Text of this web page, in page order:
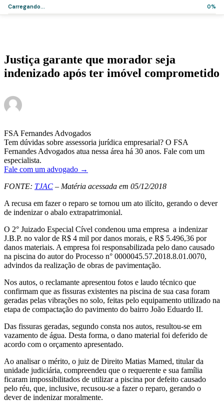
Home>Artigos
imóvel comprometido
Justiça garante que morador seja
indenizado após ter imóvel comprometido
Carregando... 0%
FSA Fernandes Advogados
Tem dúvidas sobre assessoria jurídica empresarial? O FSA
Fernandes Advogados atua nessa área há 30 anos. Fale com um
especialista.
Fale com um advogado →
FONTE: TJAC – Matéria acessada em 05/12/2018
A recusa em fazer o reparo se tornou um ato ilícito, gerando o dever
de indenizar o abalo extrapatrimonial.
O 2° Juizado Especial Cível condenou uma empresa a indenizar
J.B.P. no valor de R$ 4 mil por danos morais, e R$ 5.496,36 por
danos materiais. A empresa foi responsabilizada pelo dano causado
na piscina do autor do Processo n° 0000045.57.2018.8.01.0070,
advindos da realização de obras de pavimentação.
Nos autos, o reclamante apresentou fotos e laudo técnico que
confirmam que as fissuras existentes na piscina de sua casa foram
geradas pelas vibrações no solo, feitas pelo equipamento utilizado na
etapa de compactação do pavimento do bairro João Eduardo II.
Das fissuras geradas, segundo consta nos autos, resultou-se em
vazamento de água. Desta forma, o dano material foi deferido de
acordo com o orçamento apresentado.
Ao analisar o mérito, o juiz de Direito Matias Mamed, titular da
unidade judiciária, compreendeu que o requerente e sua família
ficaram impossibilitados de utilizar a piscina por defeito causado
pelo réu, que, inclusive, recusou-se a fazer o reparo, gerando o
dever de indenizar moralmente.